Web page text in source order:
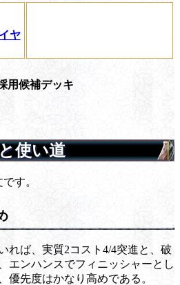
ヤ
用候補デッキ
使い道
す。
れば、実質2コスト4/4突進と、破
エンハンスでフィニッシャーとし
優先度はかなり高めである。